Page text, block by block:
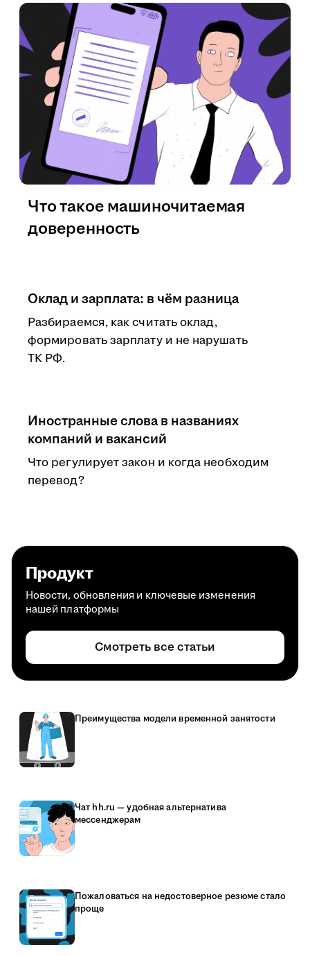
Оклад и зарплата: в чём разница
Разбираемся, как считать оклад,
формировать зарплату и не нарушать
ТК РФ.
Иностранные слова в названиях
компаний и вакансий
Что регулирует закон и когда необходим
перевод?
Что такое машиночитаемая
доверенность
Продукт
Новости, обновления и ключевые изменения
нашей платформы
Смотреть все статьи
Преимущества модели временной занятости
Чат hh.ru — удобная альтернатива
мессенджерам
Пожаловаться на недостоверное резюме стало
проще